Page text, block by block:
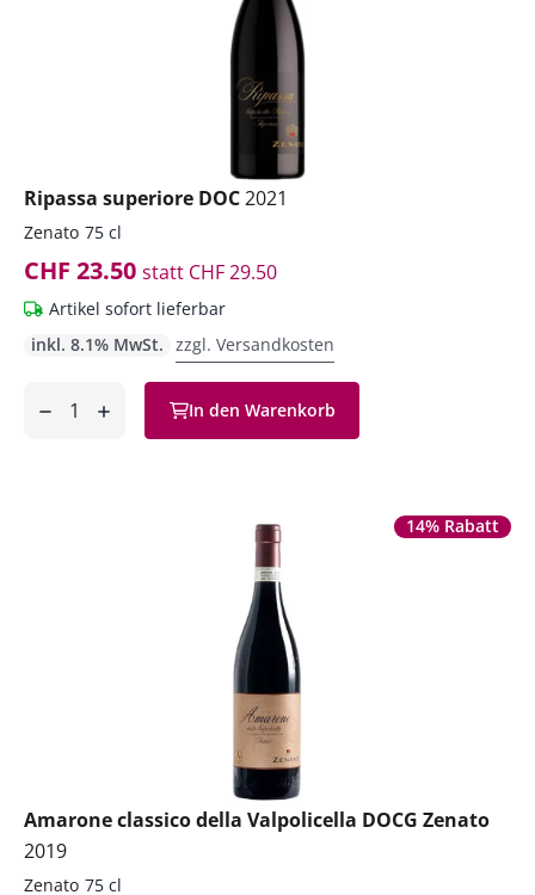
Ripassa superiore DOC2021
Zenato 75 cl
CHF 23.50 statt CHF 29.50
Artikel sofort lieferbar
inkl. 8.1% MwSt. zzgl. Versandkosten
hinzufügen
In den Warenkorb
14% Rabatt
Amarone classico della Valpolicella DOCG Zenato
2019
Zenato 75 cl